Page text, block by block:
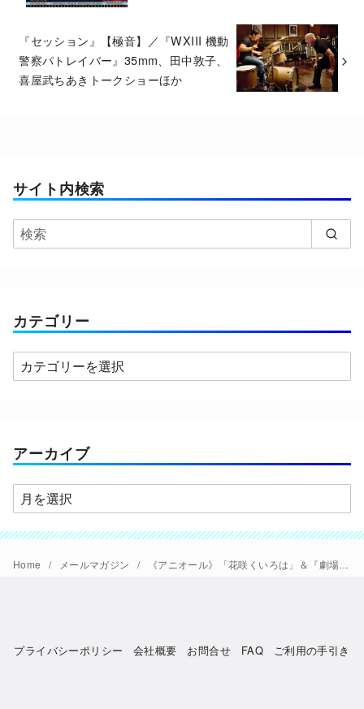
『セッション』【極音】／『WXIII 機動
警察パトレイバー』35mm、田中敦子、
喜屋武ちあきトークショーほか
サイト内検索
カテゴリー
カ
テ
ー
アーカイブ
ア
ー
カ
イ
Home メールマガジン 《アニオール》「花咲くいろは」＆『劇場版』監督登壇＆4月は「HIGH CARD」キャスト・スタッフ登壇／『ドラえもん』【極音】チェンジほか
プライバシーポリシー 会社概要 お問合せ FAQ ご利用の手引き